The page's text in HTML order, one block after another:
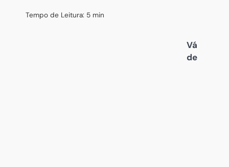
Tempo de Leitura: 5 min
Vá
de